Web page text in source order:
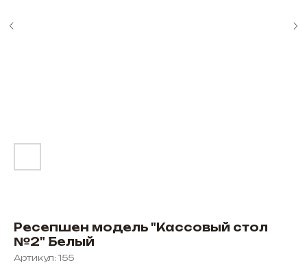
Ресепшен модель "Кассовый стол
№2" Белый
Артикул: 155